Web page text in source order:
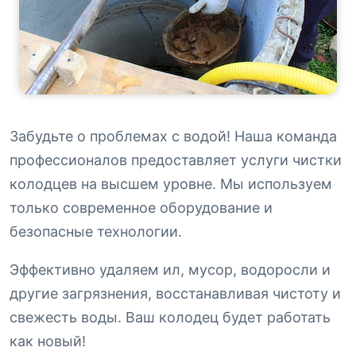
Забудьте о проблемах с водой! Наша команда
профессионалов предоставляет услуги чистки
колодцев на высшем уровне. Мы используем
только современное оборудование и
безопасные технологии.
Эффективно удаляем ил, мусор, водоросли и
другие загрязнения, восстанавливая чистоту и
свежесть воды. Ваш колодец будет работать
как новый!